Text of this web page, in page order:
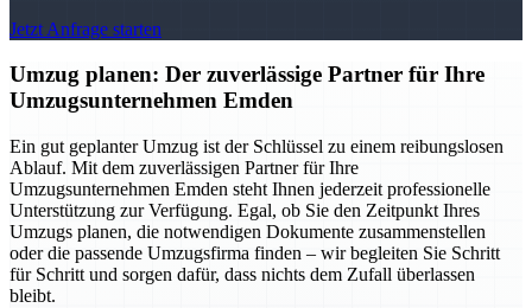
Jetzt Anfrage starten
Umzug planen: Der zuverlässige Partner für Ihre
Umzugsunternehmen Emden
Ein gut geplanter Umzug ist der Schlüssel zu einem reibungslosen
Ablauf. Mit dem zuverlässigen Partner für Ihre
Umzugsunternehmen Emden steht Ihnen jederzeit professionelle
Unterstützung zur Verfügung. Egal, ob Sie den Zeitpunkt Ihres
Umzugs planen, die notwendigen Dokumente zusammenstellen
oder die passende Umzugsfirma finden – wir begleiten Sie Schritt
für Schritt und sorgen dafür, dass nichts dem Zufall überlassen
bleibt.